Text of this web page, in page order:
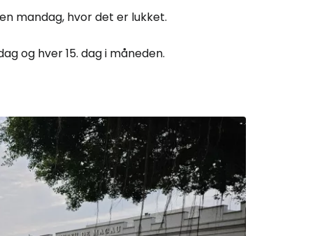
mandag, hvor det er lukket.
og hver 15. dag i måneden.